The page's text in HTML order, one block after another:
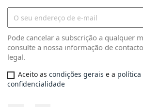
Pode cancelar a subscrição a qualquer
consulte a nossa informação de
legal.
Aceito as condições gerais e a política
confidencialidade